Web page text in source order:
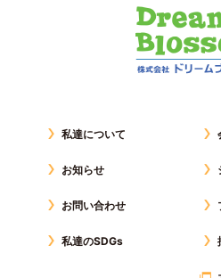
私達について
お知らせ
お問い合わせ
私達のSDGs